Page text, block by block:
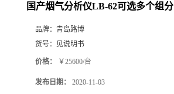
厅
国产烟气分析仪LB-62可选多个组分
品牌： 青岛路博
货号：
见说明书
价格： ￥25600/台
发布日期： 2020-11-03